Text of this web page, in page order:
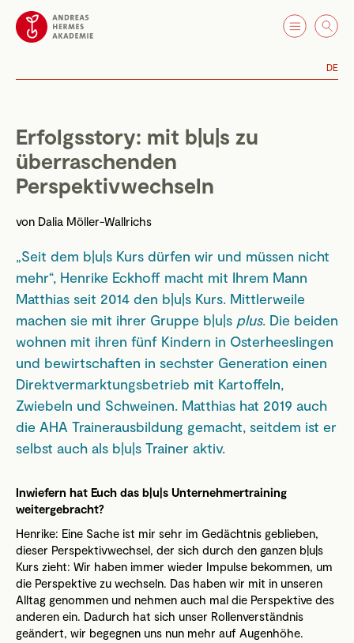
DE
Erfolgsstory: mit b|u|s zu
überraschenden
Perspektivwechseln
von Dalia Möller-Wallrichs
„Seit dem b|u|s Kurs dürfen wir und müssen nicht
mehr“, Henrike Eckhoff macht mit Ihrem Mann
Matthias seit 2014 den b|u|s Kurs. Mittlerweile
machen sie mit ihrer Gruppe b|u|s plus. Die beiden
wohnen mit ihren fünf Kindern in Osterheeslingen
und bewirtschaften in sechster Generation einen
Direktvermarktungsbetrieb mit Kartoffeln,
Zwiebeln und Schweinen. Matthias hat 2019 auch
die AHA Trainerausbildung gemacht, seitdem ist er
selbst auch als b|u|s Trainer aktiv.
Inwiefern hat Euch das b|u|s Unternehmertraining
weitergebracht?
Henrike: Eine Sache ist mir sehr im Gedächtnis geblieben,
dieser Perspektivwechsel, der sich durch den ganzen b|u|s
Kurs zieht: Wir haben immer wieder Impulse bekommen, um
die Perspektive zu wechseln. Das haben wir mit in unseren
Alltag genommen und nehmen auch mal die Perspektive des
anderen ein. Dadurch hat sich unser Rollenverständnis
geändert, wir begegnen uns nun mehr auf Augenhöhe.